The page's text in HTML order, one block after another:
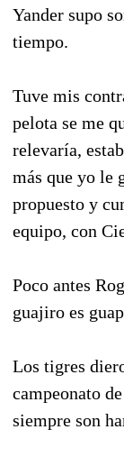
Yander supo
tiempo.
Tuve mis
pelota se me
relevaría,
más que yo le
propuesto y
equipo, con
Poco antes
guajiro es
Los tigres
campeonato
siempre son